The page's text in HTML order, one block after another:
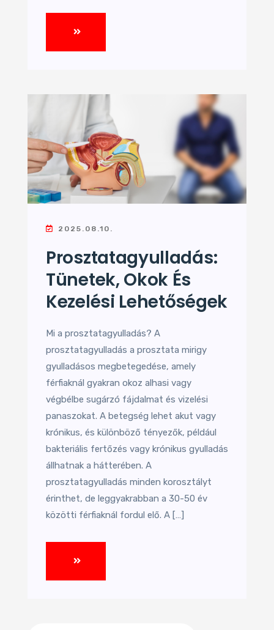
2025.08.10.
Prosztatagyulladás:
Tünetek, Okok És
Kezelési Lehetőségek
Mi a prosztatagyulladás? A
prosztatagyulladás a prosztata mirigy
gyulladásos megbetegedése, amely
férfiaknál gyakran okoz alhasi vagy
végbélbe sugárzó fájdalmat és vizelési
panaszokat. A betegség lehet akut vagy
krónikus, és különböző tényezők, például
bakteriális fertőzés vagy krónikus gyulladás
állhatnak a hátterében. A
prosztatagyulladás minden korosztályt
érinthet, de leggyakrabban a 30-50 év
közötti férfiaknál fordul elő. A […]